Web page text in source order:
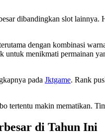
dibandingkan slot
dengan kombinasi
menikmati permainan
pada Jktgame. Rank
tertentu makin mematikan.
di Tahun Ini